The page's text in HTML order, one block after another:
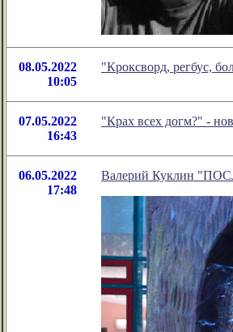
08.05.2022
10:05
"Кроксворд, регбус,
07.05.2022
16:43
"Крах всех догм?" -
06.05.2022
17:48
Валерий Куклин